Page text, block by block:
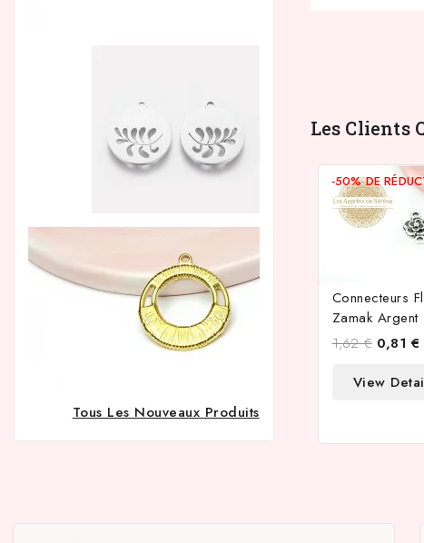
Tous Les Nouveaux Produits
Les Clients
Connecteurs
Zamak Argent
1,62 €
-50%DE
0,81 €
View